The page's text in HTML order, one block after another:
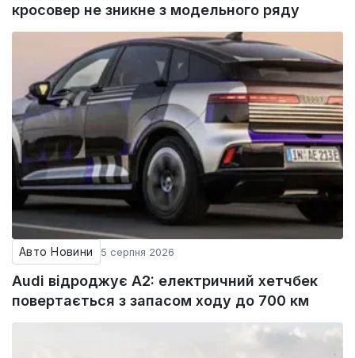
кросовер не зникне з модельного ряду
Авто Новини 5 серпня 2026
Audi відроджує A2: електричний хетчбек
повертається з запасом ходу до 700 км